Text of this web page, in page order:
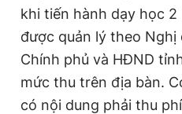
khi tiến hành dạy học
được quản lý theo Nghị
Chính phủ và HĐND
mức thu trên địa bàn.
có nội dung phải thu